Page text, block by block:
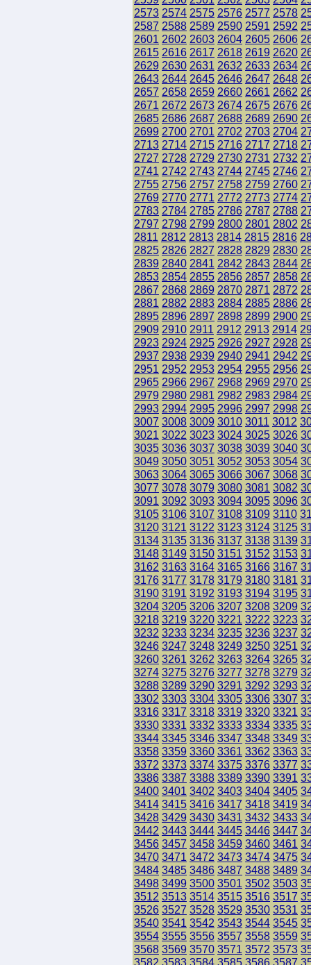
2573 2574 2575 2576 2577 2578
2587 2588 2589 2590 2591 2592
2601 2602 2603 2604 2605 2606
2615 2616 2617 2618 2619 2620
2629 2630 2631 2632 2633 2634
2643 2644 2645 2646 2647 2648
2657 2658 2659 2660 2661 2662
2671 2672 2673 2674 2675 2676
2685 2686 2687 2688 2689 2690
2699 2700 2701 2702 2703 2704
2713 2714 2715 2716 2717 2718
2727 2728 2729 2730 2731 2732
2741 2742 2743 2744 2745 2746
2755 2756 2757 2758 2759 2760
2769 2770 2771 2772 2773 2774
2783 2784 2785 2786 2787 2788
2797 2798 2799 2800 2801 2802
2811 2812 2813 2814 2815 2816
2825 2826 2827 2828 2829 2830
2839 2840 2841 2842 2843 2844
2853 2854 2855 2856 2857 2858
2867 2868 2869 2870 2871 2872
2881 2882 2883 2884 2885 2886
2895 2896 2897 2898 2899 2900
2909 2910 2911 2912 2913 2914
2923 2924 2925 2926 2927 2928
2937 2938 2939 2940 2941 2942
2951 2952 2953 2954 2955 2956
2965 2966 2967 2968 2969 2970
2979 2980 2981 2982 2983 2984
2993 2994 2995 2996 2997 2998
3007 3008 3009 3010 3011 3012
3021 3022 3023 3024 3025 3026
3035 3036 3037 3038 3039 3040
3049 3050 3051 3052 3053 3054
3063 3064 3065 3066 3067 3068
3077 3078 3079 3080 3081 3082
3091 3092 3093 3094 3095 3096
3105 3106 3107 3108 3109 3110
3120 3121 3122 3123 3124 3125
3134 3135 3136 3137 3138 3139
3148 3149 3150 3151 3152 3153
3162 3163 3164 3165 3166 3167
3176 3177 3178 3179 3180 3181
3190 3191 3192 3193 3194 3195
3204 3205 3206 3207 3208 3209
3218 3219 3220 3221 3222 3223
3232 3233 3234 3235 3236 3237
3246 3247 3248 3249 3250 3251
3260 3261 3262 3263 3264 3265
3274 3275 3276 3277 3278 3279
3288 3289 3290 3291 3292 3293
3302 3303 3304 3305 3306 3307
3316 3317 3318 3319 3320 3321
3330 3331 3332 3333 3334 3335
3344 3345 3346 3347 3348 3349
3358 3359 3360 3361 3362 3363
3372 3373 3374 3375 3376 3377
3386 3387 3388 3389 3390 3391
3400 3401 3402 3403 3404 3405
3414 3415 3416 3417 3418 3419
3428 3429 3430 3431 3432 3433
3442 3443 3444 3445 3446 3447
3456 3457 3458 3459 3460 3461
3470 3471 3472 3473 3474 3475
3484 3485 3486 3487 3488 3489
3498 3499 3500 3501 3502 3503
3512 3513 3514 3515 3516 3517
3526 3527 3528 3529 3530 3531
3540 3541 3542 3543 3544 3545
3554 3555 3556 3557 3558 3559
3568 3569 3570 3571 3572 3573
3582 3583 3584 3585 3586 3587